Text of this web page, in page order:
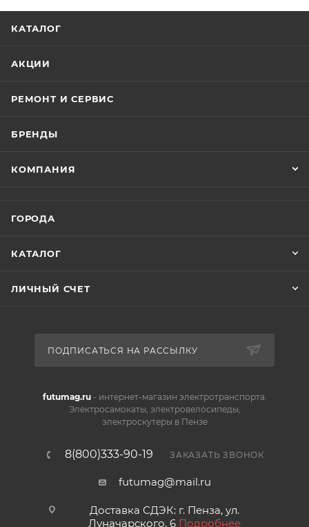
КАТАЛОГ
АКЦИИ
РЕМОНТ И СЕРВИС
БРЕНДЫ
КОМПАНИЯ
ГОРОДА
КАТАЛОГ
ЛИЧНЫЙ СЧЕТ
ПОДПИСАТЬСЯ НА РАССЫЛКУ
futumag.ru- интернет-магазин электротранспорта.
Электросамокаты, электровелосипеды,
электроскутеры в Пензе
8(800)333-90-19 ЗАКАЗАТЬ ЗВОНОК
futumag@mail.ru
Доставка СДЭК: г. Пенза, ул.
Луначарского, 6 Подробнее